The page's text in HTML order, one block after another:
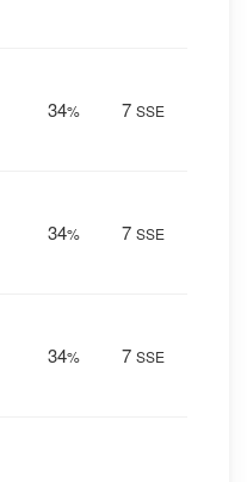
34% 7 SSE
34% 7 SSE
34% 7 SSE